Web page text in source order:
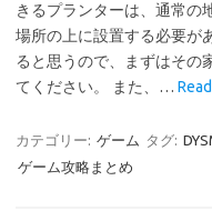
きるプランターは、通常の
場所の上に設置する必要が
ると思うので、まずはその
てください。 また、…
カテゴリー: ゲーム タグ:
ゲーム攻略まとめ